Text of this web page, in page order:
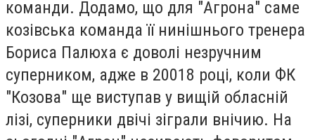
команди. Додамо, що для "Агрона" саме
козівська команда її нинішнього тренера
Бориса Палюха є доволі незручним
суперником, адже в 20018 році, коли ФК
"Козова" ще виступав у вищій обласній
лізі, суперники двічі зіграли внічию. На